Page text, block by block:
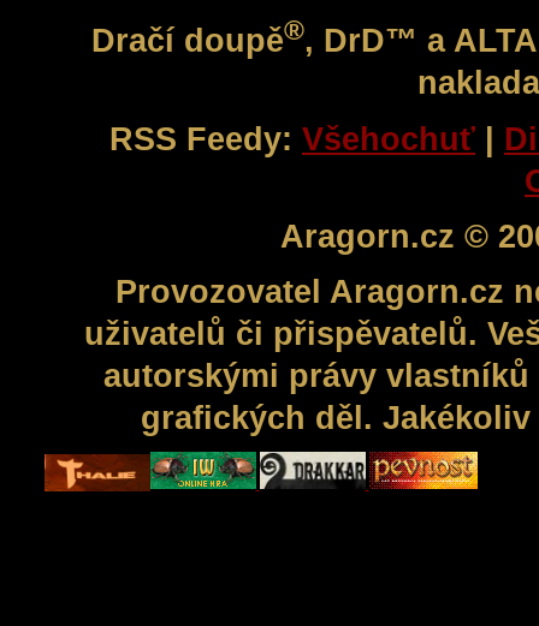
Dračí doupě®, DrD™ a
RSS Feedy: Všehochuť |
Aragorn.cz ©
Provozovatel Aragorn.cz
uživatelů či přispěvatelů.
autorskými právy
grafických děl.